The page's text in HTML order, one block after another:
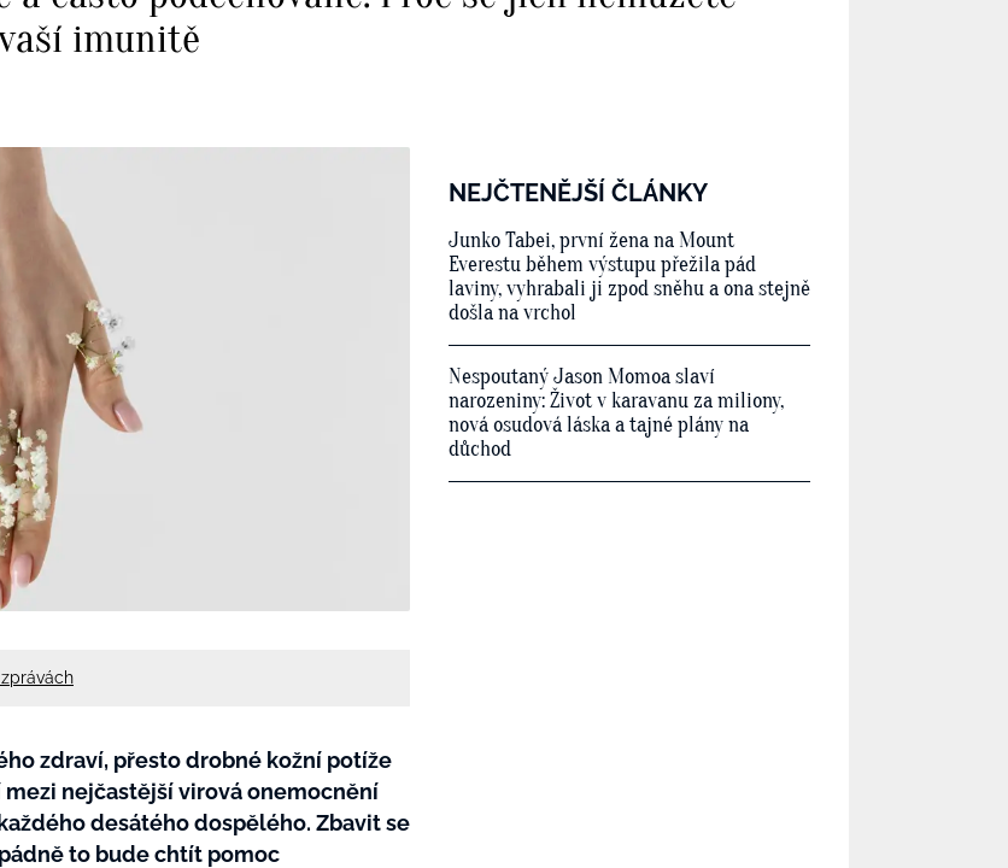
imunitě
zdraví, přesto drobné kožní potíže
nejčastější virová onemocnění
desátého dospělého. Zbavit se
to bude chtít pomoc
NEJČTENĚJŠÍ ČLÁNKY
Junko Tabei, první žena na Mount
Everestu během výstupu přežila pád
laviny, vyhrabali ji zpod sněhu a ona stejně
došla na vrchol
Nespoutaný Jason Momoa slaví
narozeniny: Život v karavanu za miliony,
nová osudová láska a tajné plány na
důchod